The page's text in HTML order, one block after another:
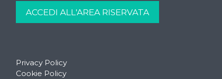
Privacy Policy
Cookie Policy